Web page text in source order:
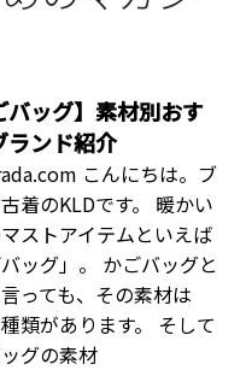
バッグ】素材別おす
ランド紹介
こんにちは。ブ
着のKLDです。 暖かい
ストアイテムといえば
バッグ」。 かごバッグと
っても、その素材は
類があります。 そして
グの素材